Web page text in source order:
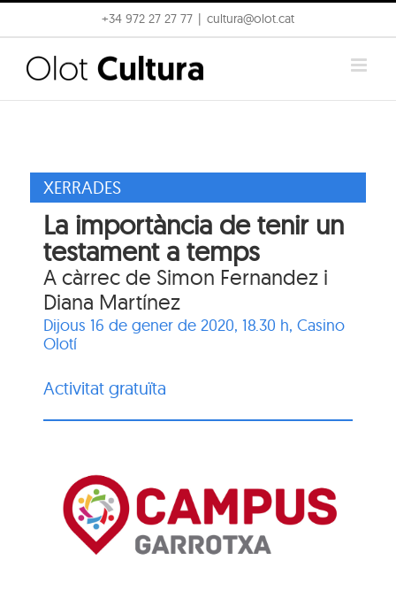
to
content
+34 972 27 27 77 cultura@olot.cat
XERRADES
La importància de tenir un
testament a temps
A càrrec de Simon Fernandez i
Diana Martínez
Dijous 16 de gener de 2020, 18.30 h,Casino
Olotí
Activitat gratuïta